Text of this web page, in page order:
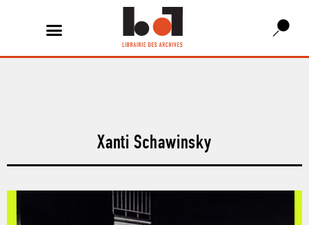
Xanti Schawinsky